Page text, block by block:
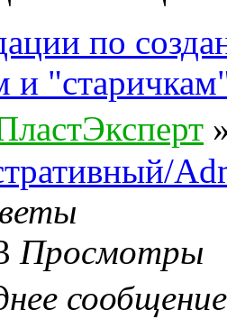
по
и
Просмотры